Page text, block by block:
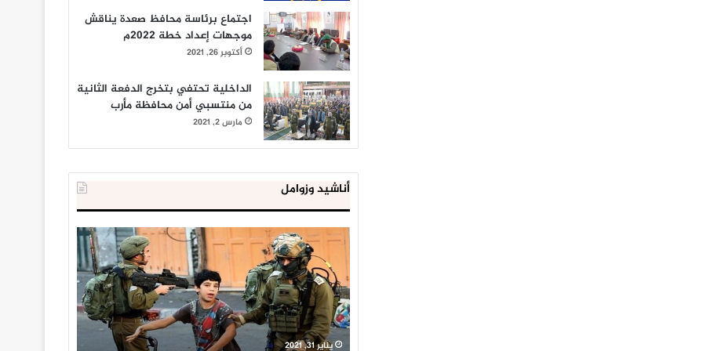
اجتماع برئاسة محافظ صعدة يناقش
موجهات إعداد خطة 2022م
أكتوبر 26, 2021
الداخلية تحتفي بتخرج الدفعة الثانية
من منتسبي أمن محافظة مأرب
مارس 2, 2021
أناشيد وزوامل
العدو
الإسرائيلي
اعتقل
543
طفلا
فلسطينيا
خلال
يناير 31, 2021
الداخلية
المصرية
تعلن
إحباط
‘مخطط
كبير’